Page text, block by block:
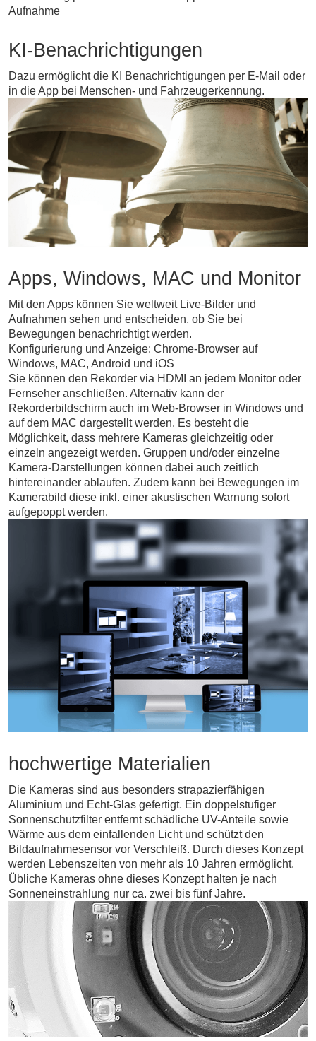
Aufnahme
KI-Benachrichtigungen
Dazu ermöglicht die KI Benachrichtigungen per E-Mail oder
in die App bei Menschen- und Fahrzeugerkennung.
Apps, Windows, MAC und Monitor
Mit den Apps können Sie weltweit Live-Bilder und
Aufnahmen sehen und entscheiden, ob Sie bei
Bewegungen benachrichtigt werden.
Konfigurierung und Anzeige: Chrome-Browser auf
Windows, MAC, Android und iOS
Sie können den Rekorder via HDMI an jedem Monitor oder
Fernseher anschließen. Alternativ kann der
Rekorderbildschirm auch im Web-Browser in Windows und
auf dem MAC dargestellt werden. Es besteht die
Möglichkeit, dass mehrere Kameras gleichzeitig oder
einzeln angezeigt werden. Gruppen und/oder einzelne
Kamera-Darstellungen können dabei auch zeitlich
hintereinander ablaufen. Zudem kann bei Bewegungen im
Kamerabild diese inkl. einer akustischen Warnung sofort
aufgepoppt werden.
hochwertige Materialien
Die Kameras sind aus besonders strapazierfähigen
Aluminium und Echt-Glas gefertigt. Ein doppelstufiger
Sonnenschutzfilter entfernt schädliche UV-Anteile sowie
Wärme aus dem einfallenden Licht und schützt den
Bildaufnahmesensor vor Verschleiß. Durch dieses Konzept
werden Lebenszeiten von mehr als 10 Jahren ermöglicht.
Übliche Kameras ohne dieses Konzept halten je nach
Sonneneinstrahlung nur ca. zwei bis fünf Jahre.